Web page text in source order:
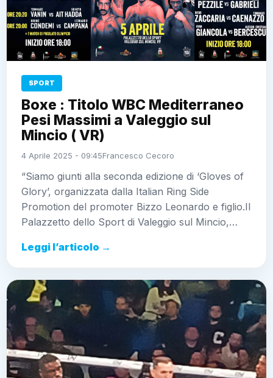
SPORT
Boxe : Titolo WBC Mediterraneo
Pesi Massimi a Valeggio sul
Mincio ( VR)
4 Aprile 2025 - 09:45Francesco Cecoro
“Siamo giunti alla seconda edizione di ‘Gloves of
Glory’, organizzata dalla Italian Ring Side
Promotion del promoter Bizzo Leonardo e figlio.Il
Palazzetto dello Sport di Valeggio sul Mincio,…
Leggi l’articolo →